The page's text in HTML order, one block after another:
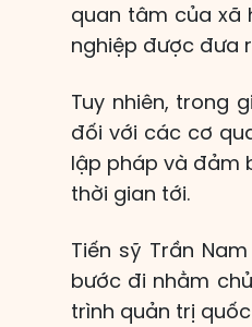
quan tâm của xã
nghiệp được đưa
Tuy nhiên, trong
đối với các cơ
lập pháp và đảm
thời gian tới.
Tiến sỹ Trần
bước đi nhằm
trình quản trị